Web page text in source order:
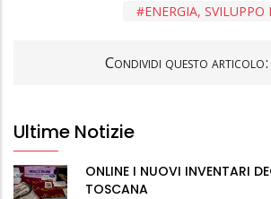
ENERGIA,
Condividi questo articolo:
Ultime Notizie
ONLINE I NUOVI INVENTARI
TOSCANA